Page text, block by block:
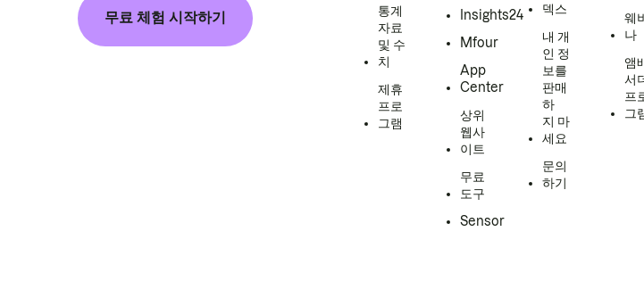
무료 체험 시작하기
통계
자료
및 수
치
제휴
프로
그램
Insights24
Mfour
App
Center
상위
웹사
이트
무료
도구
Sensor
덱스
내 개
인 정
보를
판매
하
지 마
세요
문의
하기
웨
나
앰
서
프
그